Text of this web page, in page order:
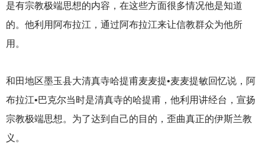
是有宗教极端思想的内容，在这些方面很多情况他是知道
的。他利用阿布拉江，通过阿布拉江来让信教群众为他所
用。
和田地区墨玉县大清真寺哈提甫麦麦提•麦麦提敏回忆说，阿
布拉江•巴克尔当时是清真寺的哈提甫，他利用讲经台，宣扬
宗教极端思想。为了达到自己的目的，歪曲真正的伊斯兰教
义。